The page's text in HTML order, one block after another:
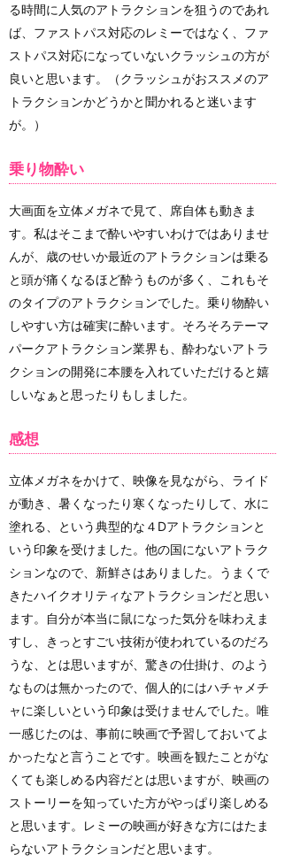
る時間に人気のアトラクションを狙うのであれ
ば、ファストパス対応のレミーではなく、ファ
ストパス対応になっていないクラッシュの方が
良いと思います。（クラッシュがおススメのア
トラクションかどうかと聞かれると迷います
が。）
乗り物酔い
大画面を立体メガネで見て、席自体も動きま
す。私はそこまで酔いやすいわけではありませ
んが、歳のせいか最近のアトラクションは乗る
と頭が痛くなるほど酔うものが多く、これもそ
のタイプのアトラクションでした。乗り物酔い
しやすい方は確実に酔います。そろそろテーマ
パークアトラクション業界も、酔わないアトラ
クションの開発に本腰を入れていただけると嬉
しいなぁと思ったりもしました。
感想
立体メガネをかけて、映像を見ながら、ライド
が動き、暑くなったり寒くなったりして、水に
塗れる、という典型的な４Dアトラクションと
いう印象を受けました。他の国にないアトラク
ションなので、新鮮さはありました。うまくで
きたハイクオリティなアトラクションだと思い
ます。自分が本当に鼠になった気分を味わえま
すし、きっとすごい技術が使われているのだろ
うな、とは思いますが、驚きの仕掛け、のよう
なものは無かったので、個人的にはハチャメチ
ャに楽しいという印象は受けませんでした。唯
一感じたのは、事前に映画で予習しておいてよ
かったなと言うことです。映画を観たことがな
くても楽しめる内容だとは思いますが、映画の
ストーリーを知っていた方がやっぱり楽しめる
と思います。レミーの映画が好きな方にはたま
らないアトラクションだと思います。